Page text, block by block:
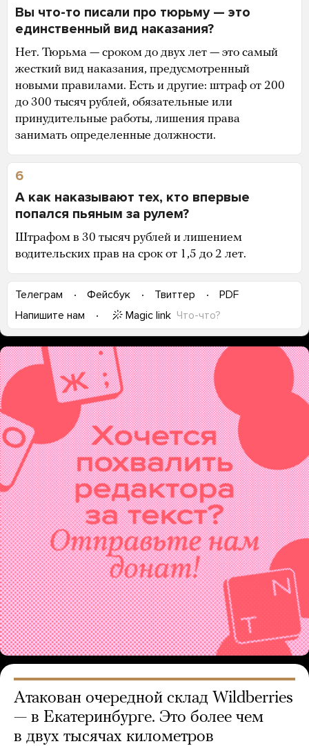
Вы что-то писали про тюрьму — это
единственный вид наказания?
Нет. Тюрьма — сроком до двух лет — это самый
жесткий вид наказания, предусмотренный
новыми правилами. Есть и другие: штраф от 200
до 300 тысяч рублей, обязательные или
принудительные работы, лишения права
занимать определенные должности.
6
А как наказывают тех, кто впервые
попался пьяным за рулем?
Штрафом в 30 тысяч рублей и лишением
водительских прав на срок от 1,5 до 2 лет.
Телеграм Фейсбук Твиттер
PDF
Напишите нам
Magic link Что-что?
Атакован очередной склад Wildberries
— в Екатеринбурге. Это более чем
в двух тысячах километров